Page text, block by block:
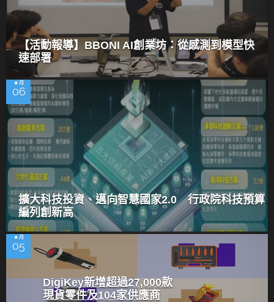
【活動報導】BBONI AI創業坊：從感測到模型快
速部署
8 月
06
擴大科技投資、邁向智慧國家2.0 行政院科技預算
編列創新高
8 月
05
DigiKey新增超過27,000款
現貨零件及104家供應商